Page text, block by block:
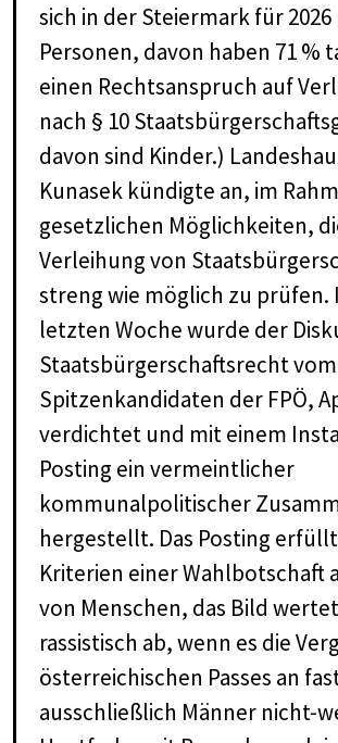
sich in der Steiermark für 2026
Personen, davon haben 71 %
einen Rechtsanspruch auf
nach § 10
davon sind Kinder.)
Kunasek kündigte an, im
gesetzlichen Möglichkeiten,
Verleihung von
streng wie möglich zu prüfen.
letzten Woche wurde der
Staatsbürgerschaftsrecht
Spitzenkandidaten der FPÖ,
verdichtet und mit einem
Posting ein vermeintlicher
kommunalpolitischer
hergestellt. Das Posting
Kriterien einer Wahlbotschaft
von Menschen, das Bild
rassistisch ab, wenn es die
österreichischen Passes an
ausschließlich Männer nicht-